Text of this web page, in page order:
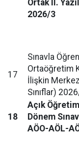
Ortak II.
2026/3
17
Sınavla
Ortaöğretim
İlişkin
Sınıflar)
18
Açık
Dönem
AÖO-AÖL-